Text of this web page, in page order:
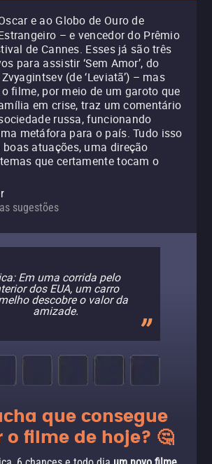
e ao Globo de Ouro de
– e vencedor do Prêmio
de Cannes. Esses já são três
para assistir ‘Sem Amor’, do
(de ‘Leviatã’) – mas
filme, por meio de um garoto que
em crise, traz um comentário
russa, funcionando
metáfora para o país. Tudo isso
atuações, uma direção
que certamente tocam o
sugestões
Em uma corrida pelo
dos EUA, um carro
descobre o valor da
amizade.
que consegue
filme de hoje? 🤔